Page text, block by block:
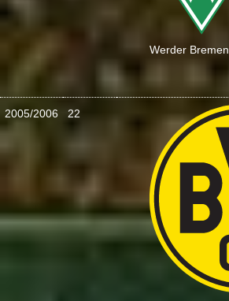
Werder Bremen
2005/2006 22